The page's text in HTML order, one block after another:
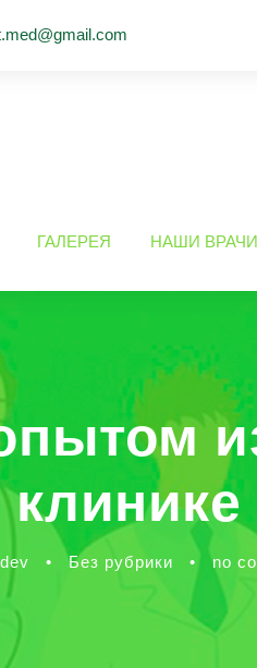
ГАЛЕРЕЯ НАШИ ВРАЧИ
dev • Без рубрики • no